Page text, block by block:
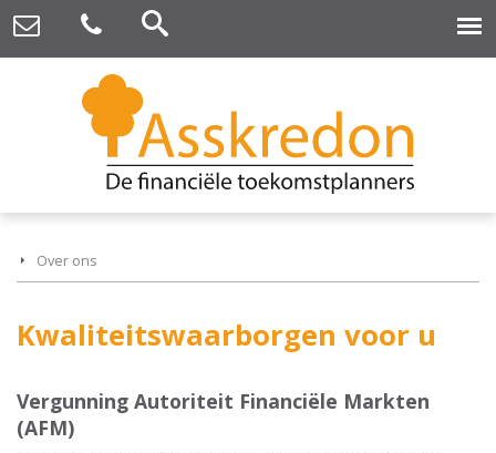
Over ons
Kwaliteitswaarborgen voor u
Vergunning Autoriteit Financiële Markten
(AFM)